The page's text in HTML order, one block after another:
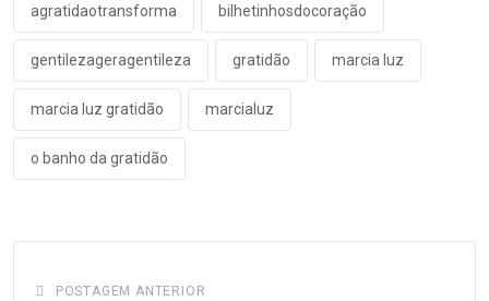
agratidaotransforma bilhetinhosdocoração
gentilezageragentileza gratidão marcia luz
marcia luz gratidão marcialuz
o banho da gratidão
POSTAGEM ANTERIOR